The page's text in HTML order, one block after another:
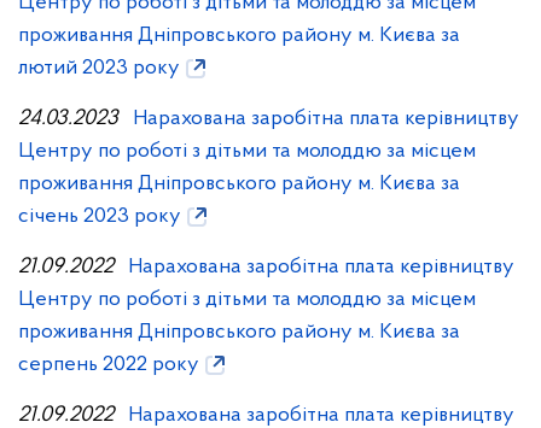
проживання Дніпровського району м. Києва за
лютий 2023 року
24.03.2023 Нарахована заробітна плата керівництву
Центру по роботі з дітьми та молоддю за місцем
проживання Дніпровського району м. Києва за
січень 2023 року
21.09.2022 Нарахована заробітна плата керівництву
Центру по роботі з дітьми та молоддю за місцем
проживання Дніпровського району м. Києва за
серпень 2022 року
21.09.2022 Нарахована заробітна плата керівництву